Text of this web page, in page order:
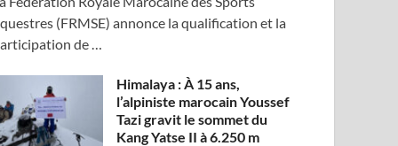
(FRMSE) annonce la qualification et la
de …
Himalaya : À 15 ans,
l’alpiniste marocain Youssef
Tazi gravit le sommet du
Kang Yatse II à 6.250 m